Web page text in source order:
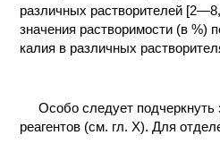
различных растворителей
значения растворимости (в %)
калия в различных
Особо следует подчеркнуть
реагентов (см. гл. X). Для